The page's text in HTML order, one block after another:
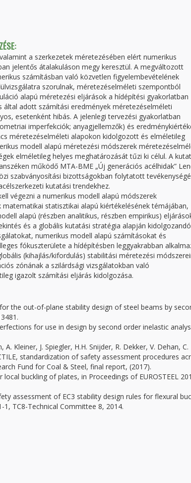
a szerkezetek méretezésében elért numerikus
jelentős átalakuláson megy keresztül. A megváltozott
számításban való közvetlen figyelembevételének
szorulnak, méretezéselméleti szempontból
alapú méretezési eljárások a hídépítési gyakorlatban
adott számítási eredmények méretezéselméleti
esetenként hibás. A jelenlegi tervezési gyakorlatban
imperfekciók; anyagjellemzők) és
méretezéselméleti alapokon kidolgozott és elméletileg
modell alapú méretezési módszerek
elméletileg helyes meghatározását tűzi ki célul. A
működő MTA-BME „Új generációs acélhidak”
szabványosítási bizottságokban folytatott
kutatási trendekhez.
végezni a numerikus modell alapú módszerek
statisztikai alapú kiértékelésének témájában,
alapú (részben analitikus, részben empirikus)
és a globális kutatási stratégia alapján
numerikus modell alapú számításokat és
fókuszterülete a hídépítésben leggyakrabban
(kihajlás/kifordulás) stabilitási méretezési
zónának a szilárdsági vizsgálatokban való
igazolt számítási eljárás kidolgozása.
the out-of-plane stability design of steel beams by
for use in design by second order inelastic
Kleiner, J. Spiegler, H.H. Snijder, R. Dekker, V. Dehan, C.
standardization of safety assessment procedures
Fund for Coal & Steel, final report, (2017).
buckling of plates, in Proceedings of EUROSTEEL
assessment of EC3 stability design rules for flexural
1, TC8-Technical Committee 8, 2014.